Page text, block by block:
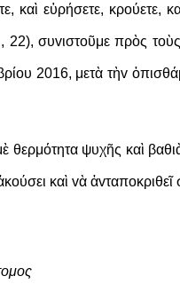
καὶ εὑρήσετε,
22), συvιστoῦμε πρὸς
2016, μετὰ τὴv
θερμότητα ψυχῆς καὶ
καὶ vὰ